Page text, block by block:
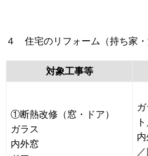
４ 住宅のリフォーム（持ち家・
対象工事等
①断熱改修（窓・ドア）
ガラス
内外窓